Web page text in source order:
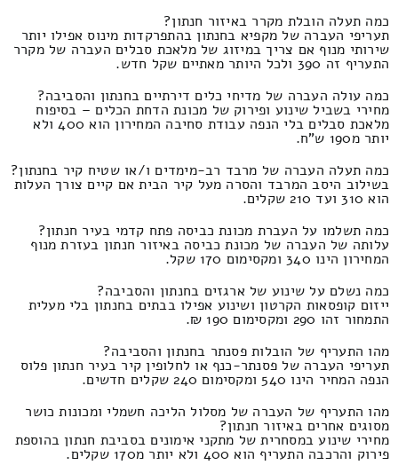
כמה תעלה הובלת מקרר באיזור חנתון?
תעריפי העברה של מקפיא בחנתון בהתפרקדות מינוס אפילו יותר
שירותי מנוף אם צריך במיזוג של מלאכת סבלים העברה של מקרר
התעריף זה 390 ולכל היותר מאתיים שקל חדש.
כמה עולה העברה של מדיחי כלים דירתיים בחנתון והסביבה?
מחירי בשביל שינוע ופירוק של מכונת הדחת הכלים – בסיפוח
מלאכת סבלים בלי הנפה עבודת סחיבה המחירון הוא 400 ולא
יותר מ190 ש"ח.
כמה תעלה העברה של מרבד רב-מימדים ו/או שטיח קיר בחנתון?
בשילוב היסב המרבד והסרה מעל קיר הבית אם קיים צורך העלות
הוא 310 ועד 210 שקלים.
כמה תשלמו על העברת מכונת כביסה פתח קדמי בעיר חנתון?
עלותה של העברה של מכונת כביסה באיזור חנתון בעזרת מנוף
המחירון הינו 340 ומקסימום 170 שקל.
כמה נשלם על שינוע של ארגזים בחנתון והסביבה?
ייזום קופסאות הקרטון ושינוע אפילו בבתים בחנתון בלי מעלית
התמחור זהו 290 ומקסימום 190 ₪.
מהו התעריף של הובלות פסנתר בחנתון והסביבה?
תעריפי העברה של פסנתר-כנף או לחלופין קיר בעיר חנתון פלוס
הנפה המחיר הינו 540 ומקסימום 240 שקלים חדשים.
מהו התעריף של העברה של מסלול הליכה חשמלי ומכונות כושר
מסוגים אחרים באיזור חנתון?
מחירי שינוע במסחרית של מתקני אימונים בסביבת חנתון בהוספת
פירוק והרכבה התעריף הוא 400 ולא יותר מ170 שקלים.